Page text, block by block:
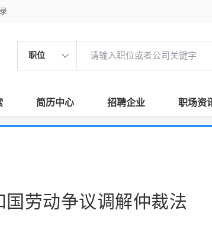
职位
简历中心 招聘企业 职场资
国劳动争议调解仲裁法